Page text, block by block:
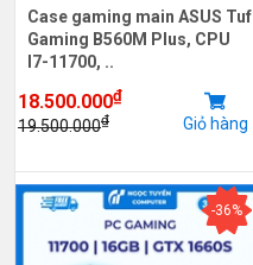
Case gaming main ASUS Tuf
Gaming B560M Plus, CPU
I7-11700, ..
18.500.000₫
19.500.000₫ Giỏ hàng
-36%